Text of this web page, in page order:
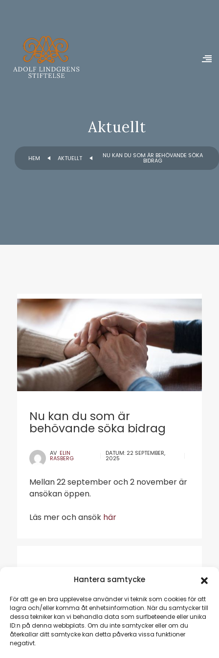
Hantera samtycke
För att ge en bra upplevelse använder vi teknik som cookies för att
lagra och/eller komma åt enhetsinformation. När du samtycker till
dessa tekniker kan vi behandla data som surfbeteende eller unika
ID:n på denna webbplats. Om du inte samtycker eller om du
återkallar ditt samtycke kan detta påverka vissa funktioner
negativt.
Aktuellt
HEM AKTUELLT NU KAN DU SOM ÄR BEHÖVANDE SÖKA
BIDRAG
Nu kan du som är
behövande söka bidrag
AV ELIN
RASBERG
DATUM: 22 SEPTEMBER,
2025
Mellan 22 september och 2 november är
ansökan öppen.
Läs mer och ansök här